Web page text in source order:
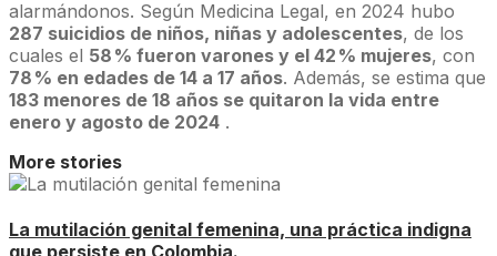
alarmándonos. Según Medicina Legal, en 2024 hubo
287 suicidios de niños, niñas y adolescentes, de los
cuales el 58 % fueron varones y el 42 % mujeres, con
78 % en edades de 14 a 17 años. Además, se estima que
183 menores de 18 años se quitaron la vida entre
enero y agosto de 2024 .
More stories
La mutilación genital femenina, una práctica indigna